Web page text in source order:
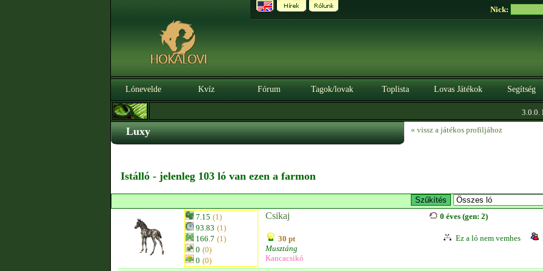
Nick:
Lónevelde Kvíz Fórum Tagok/lovak Toplista Lovas Játékok Segítség
3.0.0.
Luxy « vissz a játékos profiljához
Istálló - jelenleg 103 ló van ezen a farmon
7.15 (1)
93.83 (1)
166.7 (1)
0 (0)
0 (0)
Csikaj
30 pt
Musztáng
Kancacsikó
0 éves (gen: 2)
Ez a ló nem vemhes